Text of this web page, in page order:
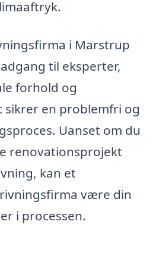
i Marstrup
til eksperter,
forhold og
sikrer en problemfri og
Uanset om du
renovationsprojekt
kan et
være din
i processen.